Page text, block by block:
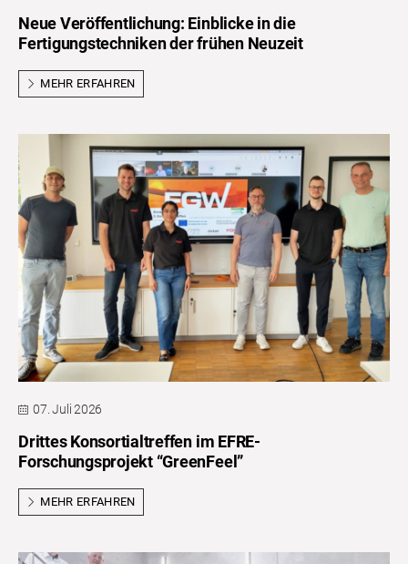
Neue Veröffentlichung: Einblicke in die
Fertigungstechniken der frühen Neuzeit
MEHR ERFAHREN
07. Juli 2026
Drittes Konsortialtreffen im EFRE-
Forschungsprojekt “GreenFeel”
MEHR ERFAHREN